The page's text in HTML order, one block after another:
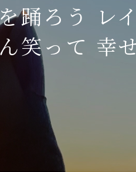
踊ろう レ
笑って 幸